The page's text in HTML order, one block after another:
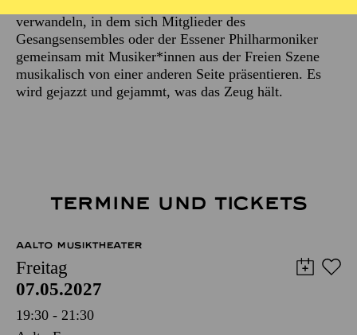
verwandeln, in dem sich Mitglieder des
Gesangsensembles oder der Essener Philharmoniker
gemeinsam mit Musiker*innen aus der Freien Szene
musikalisch von einer anderen Seite präsentieren. Es
wird gejazzt und gejammt, was das Zeug hält.
TERMINE UND TICKETS
AALTO MUSIKTHEATER
Freitag
07.05.2027
19:30 - 21:30